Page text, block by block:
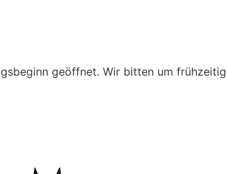
geöffnet. Wir bitten um